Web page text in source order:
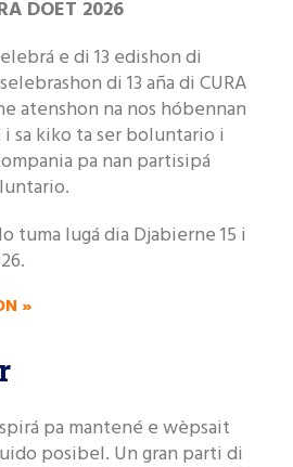
DOET 2026
e di 13 edishon di
di 13 aña di CURA
atenshon na nos hóbennan
sa kiko ta ser boluntario i
pa nan partisipá
tuma lugá dia Djabierne 15 i
»
pa mantené e wèpsait
posibel. Un gran parti di